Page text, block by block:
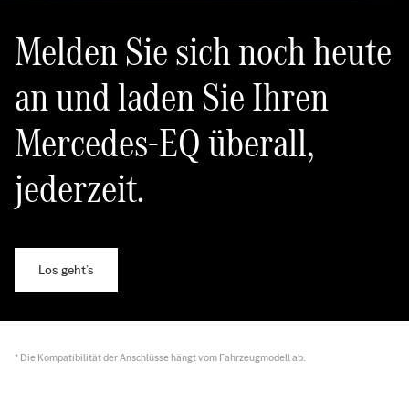
Melden Sie sich noch heute
an und laden Sie Ihren
Mercedes-EQ überall,
jederzeit.
Los geht’s
* Die Kompatibilität der Anschlüsse hängt vom Fahrzeugmodell ab.